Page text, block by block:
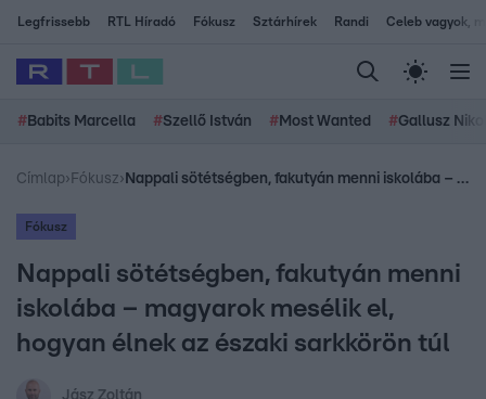
Legfrissebb RTL Híradó Fókusz Sztárhírek Randi Celeb vagyok,
# Babits Marcella #Szellő István # Most Wanted #Gallusz
Címlap› Fókusz› Nappali sötétségben, fakutyán menni iskolába – magyarok mesélik el, hogyan élnek az északi sarkkörön túl
Fókusz
Nappali sötétségben, fakutyán menni
iskolába – magyarok mesélik el,
hogyan élnek az északi sarkkörön túl
Jász Zoltán